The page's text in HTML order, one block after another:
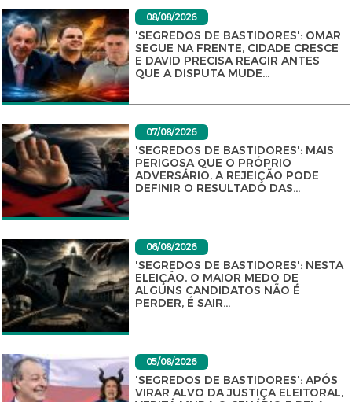
08/08/2026
'SEGREDOS DE BASTIDORES': OMAR
SEGUE NA FRENTE, CIDADE CRESCE
E DAVID PRECISA REAGIR ANTES
QUE A DISPUTA MUDE...
07/08/2026
'SEGREDOS DE BASTIDORES': MAIS
PERIGOSA QUE O PRÓPRIO
ADVERSÁRIO, A REJEIÇÃO PODE
DEFINIR O RESULTADO DAS...
06/08/2026
'SEGREDOS DE BASTIDORES': NESTA
ELEIÇÃO, O MAIOR MEDO DE
ALGUNS CANDIDATOS NÃO É
PERDER, É SAIR...
05/08/2026
'SEGREDOS DE BASTIDORES': APÓS
VIRAR ALVO DA JUSTIÇA ELEITORAL,